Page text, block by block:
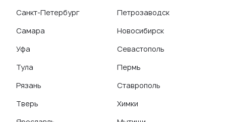
Санкт-Петербург
Самара
Уфа
Тула
Рязань
Тверь
Петрозаводск
Новосибирск
Севастополь
Пермь
Ставрополь
Химки